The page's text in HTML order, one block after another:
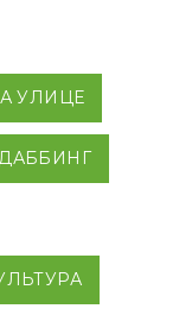
УЛИЦЕ
ДАББИНГ